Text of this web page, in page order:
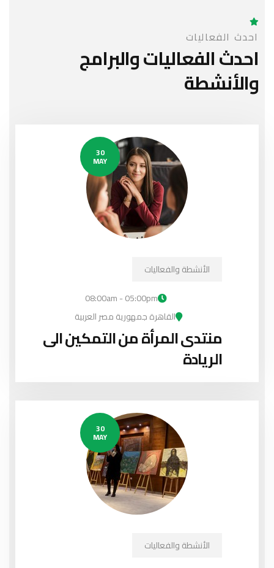
احدث الفعاليات
احدث الفعالياتوالبرامج
والأنشطة
30
MAY
الأنشطة والفعاليات
08:00am - 05:00pm
القاهرة جمهورية مصر العربية
منتدى المرأة من التمكين الى
الريادة
30
MAY
الأنشطة والفعاليات